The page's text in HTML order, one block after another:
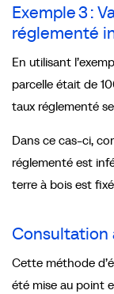
Exemple 3 :
réglementé
En utilisant
parcelle était de
taux réglementé
Dans ce cas-ci,
réglementé est
terre à bois est
Consultation
Cette méthode
été mise au point